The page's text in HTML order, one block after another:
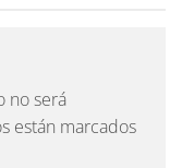
no será
están marcados